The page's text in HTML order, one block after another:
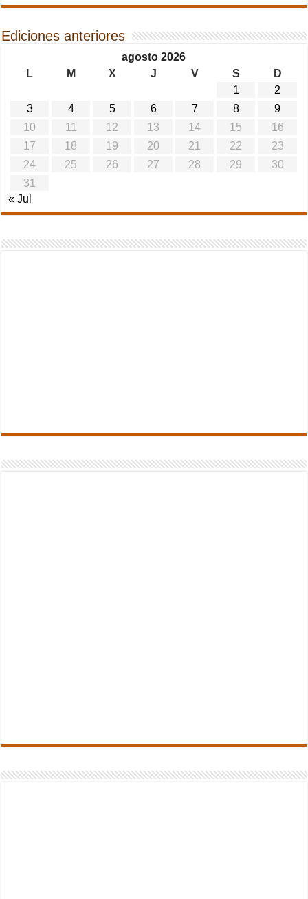
Ediciones anteriores
agosto 2026
L
M X J V S
D
1
2
3
4 5 6 7 8
9
10
11 12 13 14 15
16
17
18 19 20 21 22
23
24
25 26 27 28 29
30
31
« Jul